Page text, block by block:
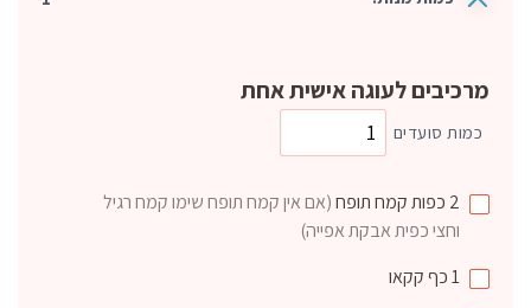
מרכיבים לעוגה אישית אחת
כמות סועדים
2 כפותקמח תופח(אם אין קמח תופח שימו קמח רגיל
וחצי כפית אבקת אפייה)
1כףקקאו